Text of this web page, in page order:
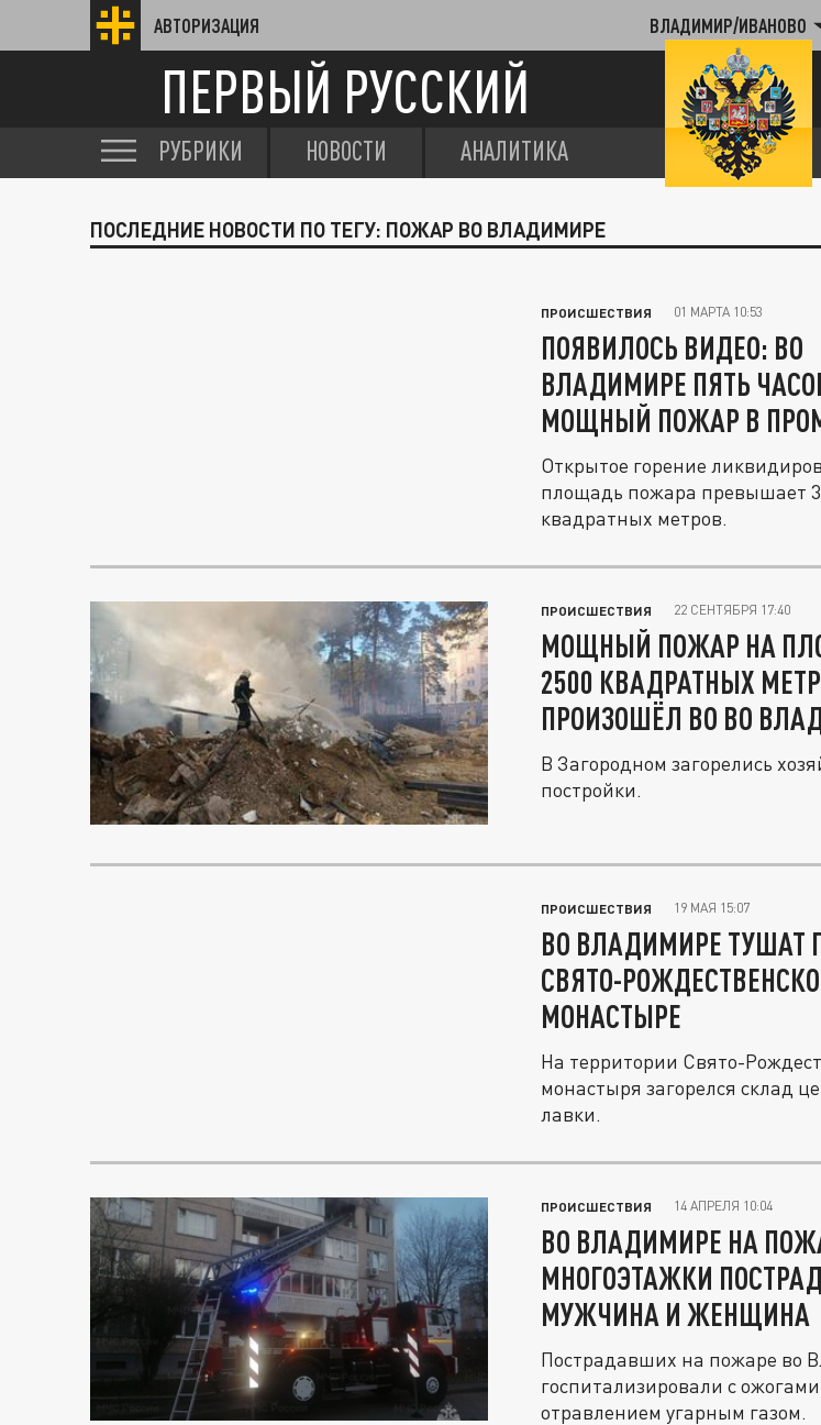
АВТОРИЗАЦИЯ ВЛАДИМИР/ИВАНОВО
ПЕРВЫЙ РУССКИЙ
РУБРИКИ НОВОСТИ АНАЛИТИКА
ПОСЛЕДНИЕ НОВОСТИ ПО ТЕГУ: ПОЖАР ВО ВЛАДИМИРЕ
ПРОИСШЕСТВИЯ 01 МАРТА 10:53
ПОЯВИЛОСЬ ВИДЕО: ВО
ВЛАДИМИРЕ ПЯТЬ
МОЩНЫЙ ПОЖАР В
Открытое горение
площадь пожара превышает
квадратных метров.
ПРОИСШЕСТВИЯ 22 СЕНТЯБРЯ 17:40
МОЩНЫЙ ПОЖАР НА
2500 КВАДРАТНЫХ
ПРОИЗОШЁЛ ВО ВО
В Загородном загорелись
постройки.
ПРОИСШЕСТВИЯ 19 МАЯ 15:07
ВО ВЛАДИМИРЕ ТУШАТ
СВЯТО-
МОНАСТЫРЕ
На территории Свято-
монастыря загорелся склад
лавки.
ПРОИСШЕСТВИЯ 14 АПРЕЛЯ 10:04
ВО ВЛАДИМИРЕ НА
МНОГОЭТАЖКИ
МУЖЧИНА И ЖЕНЩИНА
Пострадавших на пожаре во
госпитализировали с
отравлением угарным газом.